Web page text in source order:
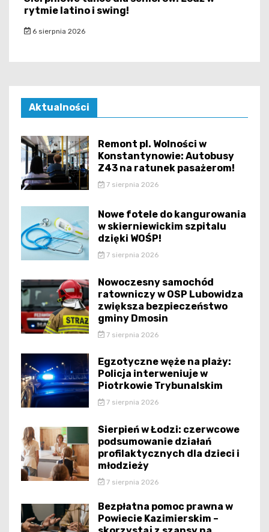
rytmie latino i swing!
6 sierpnia 2026
Aktualności
Remont pl. Wolności w
Konstantynowie: Autobusy
Z43 na ratunek pasażerom!
7 sierpnia 2026
Nowe fotele do kangurowania
w skierniewickim szpitalu
dzięki WOŚP!
7 sierpnia 2026
Nowoczesny samochód
ratowniczy w OSP Lubowidza
zwiększa bezpieczeństwo
gminy Dmosin
7 sierpnia 2026
Egzotyczne węże na plaży:
Policja interweniuje w
Piotrkowie Trybunalskim
7 sierpnia 2026
Sierpień w Łodzi: czerwcowe
podsumowanie działań
profilaktycznych dla dzieci i
młodzieży
7 sierpnia 2026
Bezpłatna pomoc prawna w
Powiecie Kazimierskim –